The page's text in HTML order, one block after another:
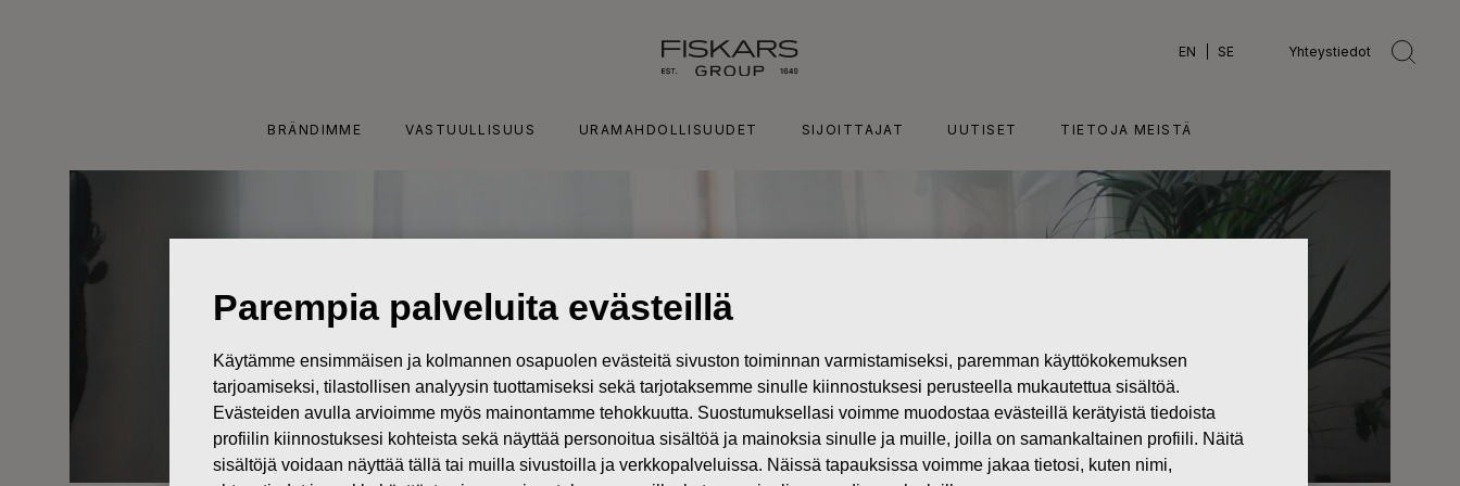
EN SE Yhteystiedot
BRÄNDIMME VASTUULLISUUS URAMAHDOLLISUUDET SIJOITTAJAT UUTISET TIETOJA MEISTÄ
Parempia palveluita evästeillä
Käytämme ensimmäisen ja kolmannen osapuolen evästeitä sivuston toiminnan varmistamiseksi, paremman käyttökokemuksen
tarjoamiseksi, tilastollisen analyysin tuottamiseksi sekä tarjotaksemme sinulle kiinnostuksesi perusteella mukautettua sisältöä.
Evästeiden avulla arvioimme myös mainontamme tehokkuutta. Suostumuksellasi voimme muodostaa evästeillä kerätyistä tiedoista
profiilin kiinnostuksesi kohteista sekä näyttää personoitua sisältöä ja mainoksia sinulle ja muille, joilla on samankaltainen profiili. Näitä
sisältöjä voidaan näyttää tällä tai muilla sivustoilla ja verkkopalveluissa. Näissä tapauksissa voimme jakaa tietosi, kuten nimi,